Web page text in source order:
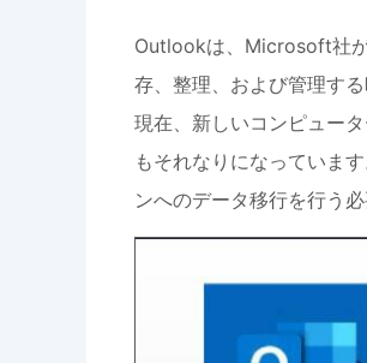
Outlookは、Microsoft社
存、整理、および管理す
現在、新しいコンピュー
もそれなりになっていま
ンへのデータ移行を行う必